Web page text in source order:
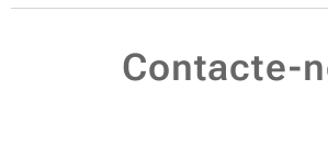
Contacte-